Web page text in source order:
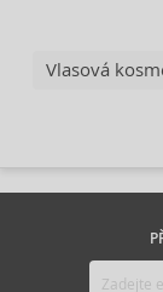
Vlasová